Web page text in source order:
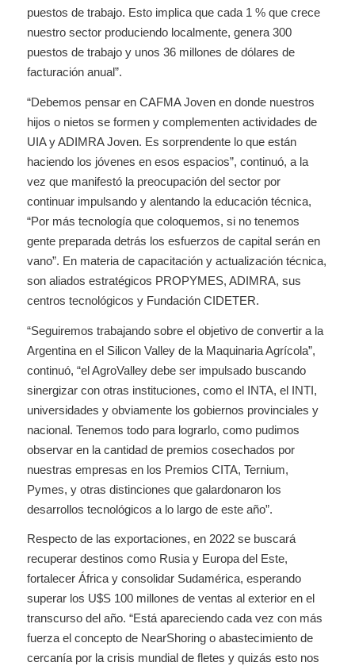
puestos de trabajo. Esto implica que cada 1 % que crece
nuestro sector produciendo localmente, genera 300
puestos de trabajo y unos 36 millones de dólares de
facturación anual”.
“Debemos pensar en CAFMA Joven en donde nuestros
hijos o nietos se formen y complementen actividades de
UIA y ADIMRA Joven. Es sorprendente lo que están
haciendo los jóvenes en esos espacios”, continuó, a la
vez que manifestó la preocupación del sector por
continuar impulsando y alentando la educación técnica,
“Por más tecnología que coloquemos, si no tenemos
gente preparada detrás los esfuerzos de capital serán en
vano”. En materia de capacitación y actualización técnica,
son aliados estratégicos PROPYMES, ADIMRA, sus
centros tecnológicos y Fundación CIDETER.
“Seguiremos trabajando sobre el objetivo de convertir a la
Argentina en el Silicon Valley de la Maquinaria Agrícola”,
continuó, “el AgroValley debe ser impulsado buscando
sinergizar con otras instituciones, como el INTA, el INTI,
universidades y obviamente los gobiernos provinciales y
nacional. Tenemos todo para lograrlo, como pudimos
observar en la cantidad de premios cosechados por
nuestras empresas en los Premios CITA, Ternium,
Pymes, y otras distinciones que galardonaron los
desarrollos tecnológicos a lo largo de este año”.
Respecto de las exportaciones, en 2022 se buscará
recuperar destinos como Rusia y Europa del Este,
fortalecer África y consolidar Sudamérica, esperando
superar los U$S 100 millones de ventas al exterior en el
transcurso del año. “Está apareciendo cada vez con más
fuerza el concepto de NearShoring o abastecimiento de
cercanía por la crisis mundial de fletes y quizás esto nos